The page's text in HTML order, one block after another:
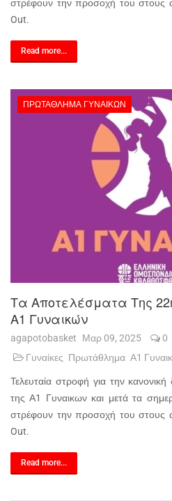
στρέφουν την προσοχή του στους
Out.
Read more...
ΠΡΩΤΆΘΛΗΜΑ ΓΥΝΑΙΚΏΝ
Τα Αποτελέσματα Της
Α1 Γυναικών
agapotobasket Μαρ 09, 2025
0
Γυναίκες Πρωτάθλημα Α1
Τελευταία στροφή για την
της Α1 Γυναικων και μετά τα
στρέφουν την προσοχή του στους
Out.
Read more...